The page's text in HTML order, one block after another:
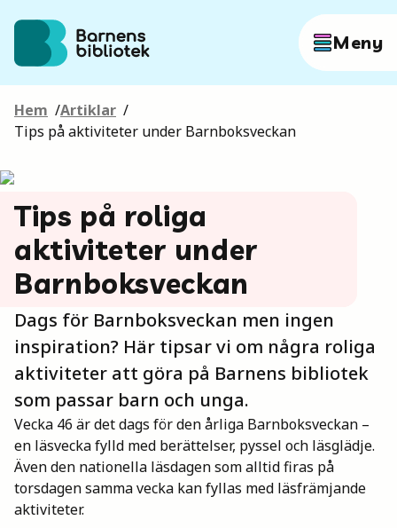
Hoppa till innehållet
Meny
Författare
Hitta mer
Sök
Mina böcker
Vuxen
Hem /Artiklar /
Tips på aktiviteter under Barnboksveckan
Tips på roliga
aktiviteter under
Barnboksveckan
Dags för Barnboksveckan men ingen
inspiration? Här tipsar vi om några roliga
aktiviteter att göra på Barnens bibliotek
som passar barn och unga.
Vecka 46 är det dags för den årliga Barnboksveckan –
en läsvecka fylld med berättelser, pyssel och läsglädje.
Även den nationella läsdagen som alltid firas på
torsdagen samma vecka kan fyllas med läsfrämjande
aktiviteter.